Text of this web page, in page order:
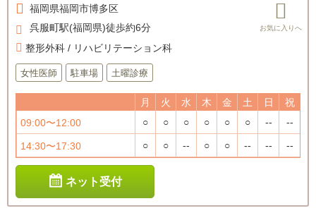
福岡県福岡市博多区
呉服町駅(福岡県)徒歩約6分
整形外科 / リハビリテーション科
女性医師 駐車場 土曜診療
月 火 水 木 金 土 日
祝
09:00〜12:00
○ ○ ○ ○ ○ ○ -- --
14:30〜17:30 ○ ○ -- ○ ○ -- -- --
ネット受付